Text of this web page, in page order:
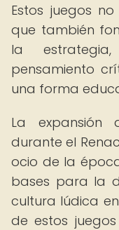
Estos juegos
que también
la
pensamiento
una forma
La
durante el
ocio de la
bases para la
cultura lúdica
de estos